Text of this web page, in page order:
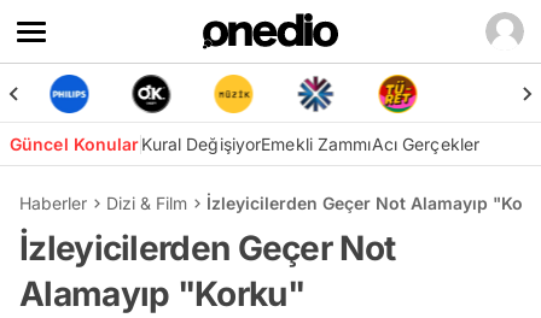
Güncel KonularKural DeğişiyorEmekli ZammıAcı Gerçekler
Haberler Dizi & Film İzleyicilerden Geçer Not Alamayıp
İzleyicilerden Geçer Not
Alamayıp "Korku"